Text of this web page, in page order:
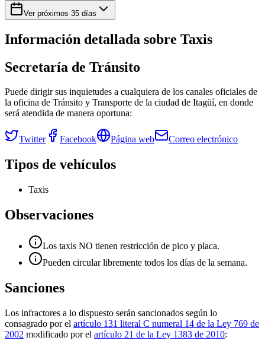
Ver próximos 35 días
Información detallada sobre Taxis
Secretaría de Tránsito
Puede dirigir sus inquietudes a cualquiera de los canales oficiales de
la oficina de Tránsito y Transporte de la ciudad de Itagüí, en donde
será atendida de manera oportuna:
Twitter Facebook Página web Correo electrónico
Tipos de vehículos
Taxis
Observaciones
Los taxis NO tienen restricción de pico y placa.
Pueden circular libremente todos los días de la semana.
Sanciones
Los infractores a lo dispuesto serán sancionados según lo
consagrado por el artículo 131 literal C numeral 14 de la Ley 769 de
2002 modificado por el artículo 21 de la Ley 1383 de 2010: